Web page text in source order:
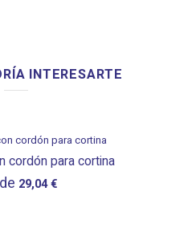
INTERESARTE
cordón para cortina
29,04 €